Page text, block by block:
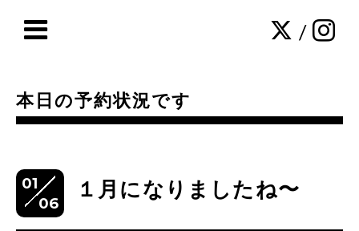
/
本日の予約状況です
01
06
１月になりましたね〜